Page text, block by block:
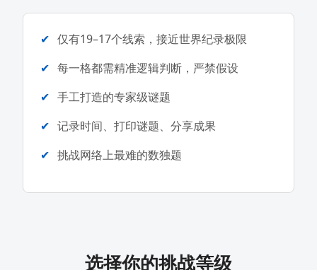
仅有19–17个线索，接近世界纪录极限
每一格都需精准逻辑判断，严禁假设
手工打造的专家级谜题
记录时间、打印谜题、分享成果
挑战网络上最难的数独题
选择你的挑战等级